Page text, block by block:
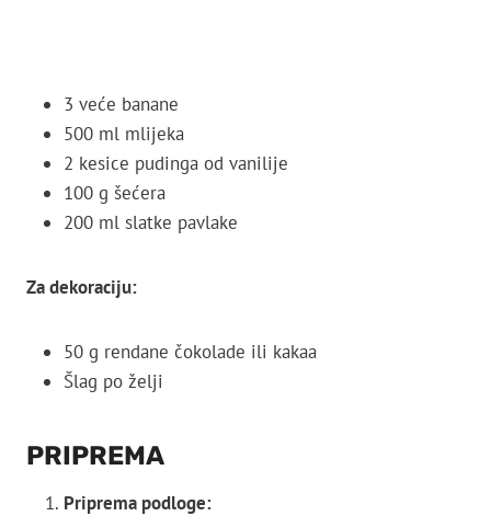
3 veće banane
500 ml mlijeka
2 kesice pudinga od vanilije
100 g šećera
200 ml slatke pavlake
Za dekoraciju:
50 g rendane čokolade ili kakaa
Šlag po želji
PRIPREMA
Priprema podloge: